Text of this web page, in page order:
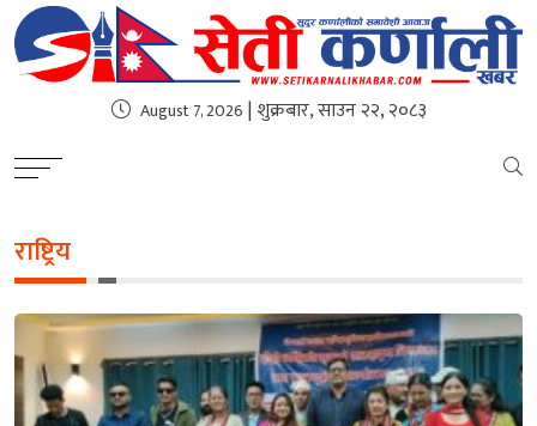
August 7, 2026 | शुक्रबार, साउन २२, २०८३
राष्ट्रिय